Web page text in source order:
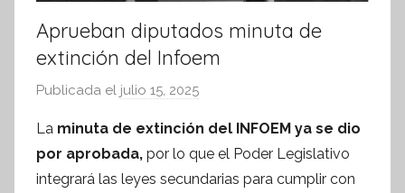
Aprueban diputados minuta de
extinción del Infoem
Publicada el julio 15, 2025
r
S
í
La minuta de extinción del INFOEM ya se dio
por aprobada, por lo que el Poder Legislativo
integrará las leyes secundarias para cumplir con